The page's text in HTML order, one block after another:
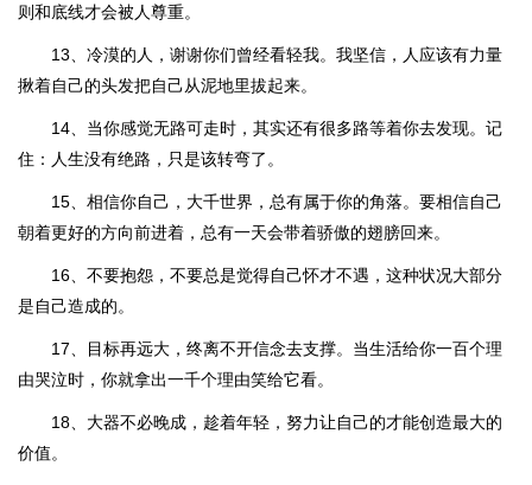
则和底线才会被人尊重。
13、冷漠的人，谢谢你们曾经看轻我。我坚信，人应该有力量
揪着自己的头发把自己从泥地里拔起来。
14、当你感觉无路可走时，其实还有很多路等着你去发现。记
住：人生没有绝路，只是该转弯了。
15、相信你自己，大千世界，总有属于你的角落。要相信自己
朝着更好的方向前进着，总有一天会带着骄傲的翅膀回来。
16、不要抱怨，不要总是觉得自己怀才不遇，这种状况大部分
是自己造成的。
17、目标再远大，终离不开信念去支撑。当生活给你一百个理
由哭泣时，你就拿出一千个理由笑给它看。
18、大器不必晚成，趁着年轻，努力让自己的才能创造最大的
价值。